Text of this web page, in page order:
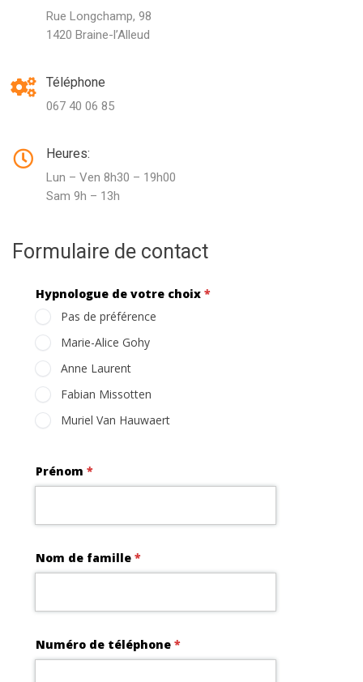
Rue Longchamp, 98
1420 Braine-l’Alleud
Téléphone
067 40 06 85
Heures:
Lun – Ven 8h30 – 19h00
Sam 9h – 13h
Formulaire de contact